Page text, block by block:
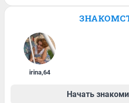
irina,64
Начать